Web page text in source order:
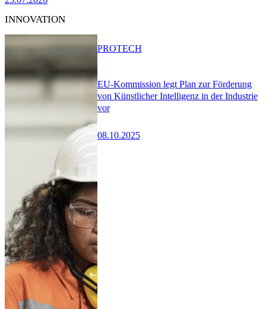
INNOVATION
EU-Kommission legt Plan zur Förderung
von Künstlicher Intelligenz in der Industrie
vor
08.10.2025
PROTECH